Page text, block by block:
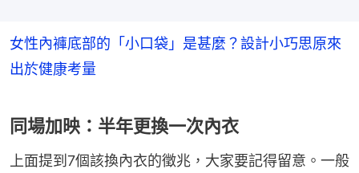
女性內褲底部的「小口袋」是甚麼？設計小巧思原來
出於健康考量
同場加映：半年更換一次內衣
上面提到7個該換內衣的徵兆，大家要記得留意。一般